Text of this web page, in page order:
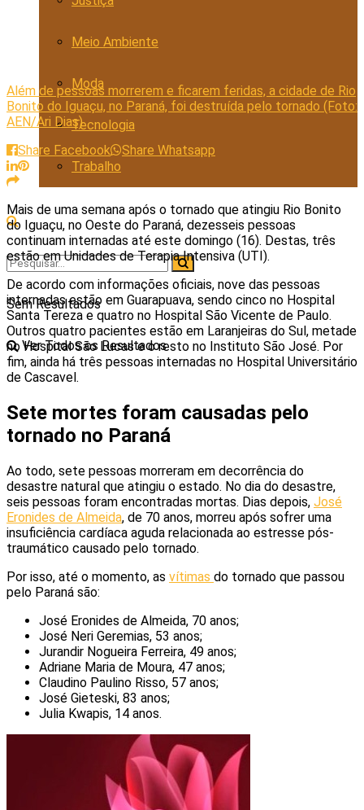
Meio Ambiente
Moda
Tecnologia
Trabalho
Sem Resultados
Ver Todos os Resultados
Além de pessoas morrerem e ficarem feridas, a cidade de Rio
Bonito do Iguaçu, no Paraná, foi destruída pelo tornado (Foto:
AEN/Ari Dias)
Share Facebook
Share Whatsapp
Mais de uma semana após o tornado que atingiu Rio Bonito
do Iguaçu, no Oeste do Paraná, dezesseis pessoas
continuam internadas até este domingo (16). Destas, três
estão em Unidades de Terapia Intensiva (UTI).
De acordo com informações oficiais, nove das pessoas
internadas estão em Guarapuava, sendo cinco no Hospital
Santa Tereza e quatro no Hospital São Vicente de Paulo.
Outros quatro pacientes estão em Laranjeiras do Sul, metade
no Hospital São Lucas e o resto no Instituto São José. Por
fim, ainda há três pessoas internadas no Hospital Universitário
de Cascavel.
Sete mortes foram causadas pelo
tornado no Paraná
Ao todo, sete pessoas morreram em decorrência do
desastre natural que atingiu o estado. No dia do desastre,
seis pessoas foram encontradas mortas. Dias depois, José
Eronides de Almeida, de 70 anos, morreu após sofrer uma
insuficiência cardíaca aguda relacionada ao estresse pós-
traumático causado pelo tornado.
Por isso, até o momento, as vítimas do tornado que passou
pelo Paraná são:
José Eronides de Almeida, 70 anos;
José Neri Geremias, 53 anos;
Jurandir Nogueira Ferreira, 49 anos;
Adriane Maria de Moura, 47 anos;
Claudino Paulino Risso, 57 anos;
José Gieteski, 83 anos;
Julia Kwapis, 14 anos.